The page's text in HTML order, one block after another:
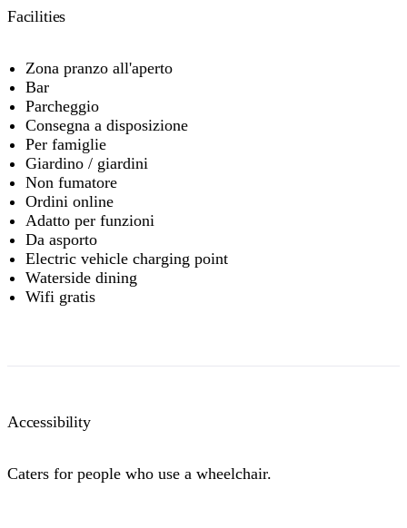
Facilities
Zona pranzo all'aperto
Bar
Parcheggio
Consegna a disposizione
Per famiglie
Giardino / giardini
Non fumatore
Ordini online
Adatto per funzioni
Da asporto
Electric vehicle charging point
Waterside dining
Wifi gratis
Accessibility
Caters for people who use a wheelchair.